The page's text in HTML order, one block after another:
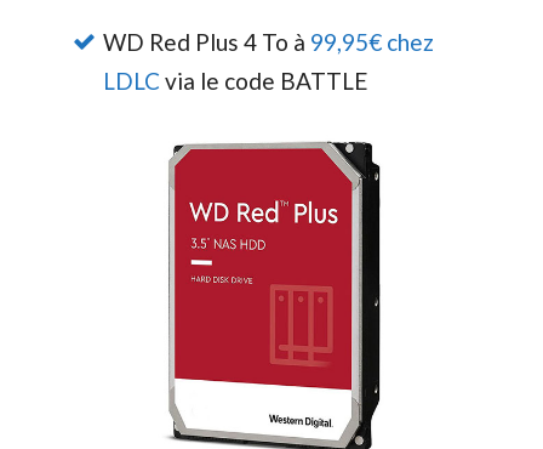
WD Red Plus 4 To à 99,95€ chez
LDLC via le code BATTLE